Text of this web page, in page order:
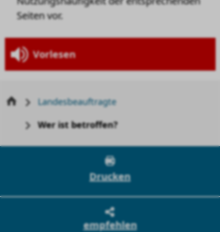
Vorlesen
Seiten vor.
Landesbeauftragte
Wer ist betroffen?
Drucken
empfehlen